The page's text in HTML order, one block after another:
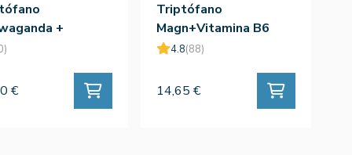
+
+ Mg 60comp
€
Triptófano
Magn+Vitamina B6
60comp - Ana Mª
4.8(88)
14,65 €